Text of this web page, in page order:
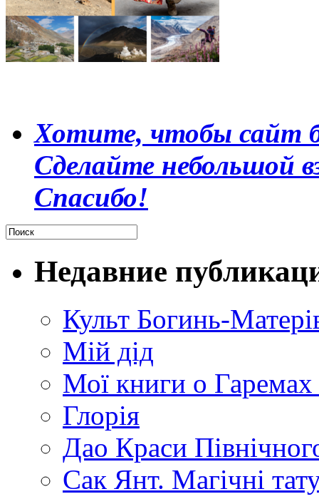
Хотите, чтобы сайт
Сделайте небольшой
Спасибо!
Недавние
Культ Богинь-
Мій дід
Мої книги о
Глорія
Дао Краси
Сак Янт. Магічні